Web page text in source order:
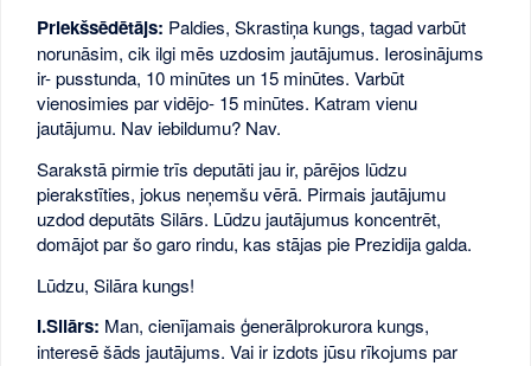
Priekšsēdētājs: Paldies, Skrastiņa kungs, tagad varbūt
norunāsim, cik ilgi mēs uzdosim jautājumus. Ierosinājums
ir- pusstunda, 10 minūtes un 15 minūtes. Varbūt
vienosimies par vidējo- 15 minūtes. Katram vienu
jautājumu. Nav iebildumu? Nav.
Sarakstā pirmie trīs deputāti jau ir, pārējos lūdzu
pierakstīties, jokus neņemšu vērā. Pirmais jautājumu
uzdod deputāts Silārs. Lūdzu jautājumus koncentrēt,
domājot par šo garo rindu, kas stājas pie Prezidija galda.
Lūdzu, Silāra kungs!
I.Silārs: Man, cienījamais ģenerālprokurora kungs,
interesē šāds jautājums. Vai ir izdots jūsu rīkojums par